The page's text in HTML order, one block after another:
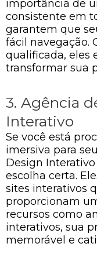
importância de
consistente em
garantem que
fácil navegação.
qualificada, eles
transformar sua
3. Agência
Interativo
Se você está
imersiva para
Design Interativo
escolha certa.
sites interativos
proporcionam
recursos como
interativos, sua
memorável e